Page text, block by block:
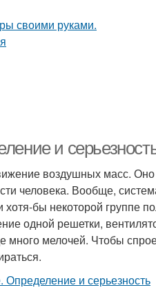
и
воздушных масс.
человека. Вообще,
бы некоторой группе
одной решетки,
много мелочей. Чтобы